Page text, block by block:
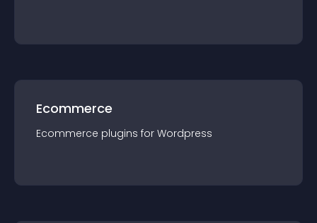
Ecommerce
Ecommerce plugins for Wordpress